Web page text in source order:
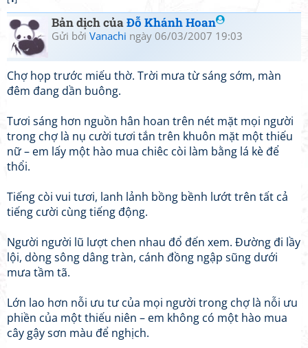
Bản dịch củaĐỗ Khánh Hoan
Gửi bởi Vanachi ngày 06/03/2007 19:03
Chợ họp trước miếu thờ. Trời mưa từ sáng sớm, màn
đêm đang dần buông.
Tươi sáng hơn nguồn hân hoan trên nét mặt mọi người
trong chợ là nụ cười tươi tắn trên khuôn mặt một thiếu
nữ – em lấy một hào mua chiêc còi làm bằng lá kè để
thổi.
Tiếng còi vui tươi, lanh lảnh bồng bềnh lướt trên tất cả
tiếng cười cùng tiếng động.
Người người lũ lượt chen nhau đổ đến xem. Đường đi lầy
lội, dòng sông dâng tràn, cánh đồng ngập sũng dưới
mưa tầm tã.
Lớn lao hơn nỗi ưu tư của mọi người trong chợ là nỗi ưu
phiền của một thiếu niên – em không có một hào mua
cây gậy sơn màu để nghịch.